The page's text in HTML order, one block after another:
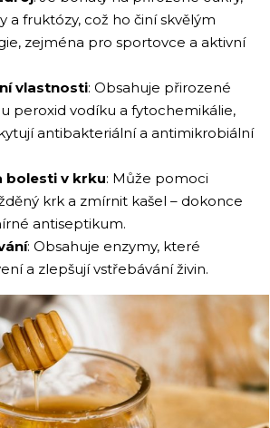
a fruktózy, což ho činí skvělým
zejména pro sportovce a aktivní
vlastnosti: Obsahuje přirozené
peroxid vodíku a fytochemikálie,
antibakteriální a antimikrobiální
bolesti v krku: Může pomoci
krk a zmírnit kašel – dokonce
antiseptikum.
: Obsahuje enzymy, které
a zlepšují vstřebávání živin.